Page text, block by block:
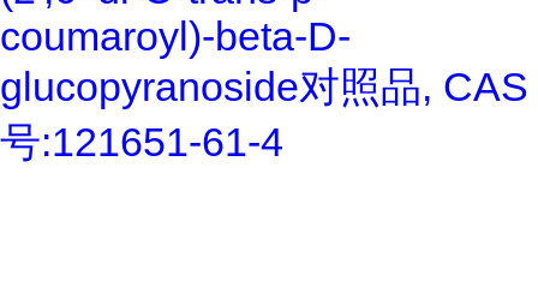
coumaroyl)-beta-D-
glucopyranoside对照品, CAS
号:121651-61-4